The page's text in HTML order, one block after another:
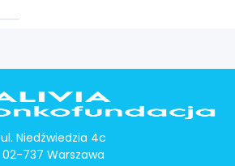
ul. Niedźwiedzia 4c
02-737 Warszawa